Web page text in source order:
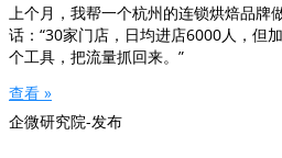
上个月，我帮一个杭州的连锁烘焙品牌
话：“30家门店，日均进店6000人，但
个工具，把流量抓回来。”
查看 »
企微研究院-发布